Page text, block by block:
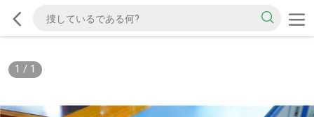
1 / 1